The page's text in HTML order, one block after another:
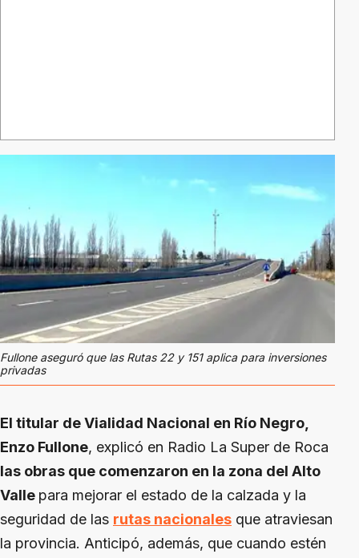
Fullone aseguró que las Rutas 22 y 151 aplica para inversiones
privadas
El titular de Vialidad Nacional en Río Negro,
Enzo Fullone, explicó en Radio La Super de Roca
las obras que comenzaron en la zona del Alto
Valle para mejorar el estado de la calzada y la
seguridad de las rutas nacionales que atraviesan
la provincia. Anticipó, además, que cuando estén